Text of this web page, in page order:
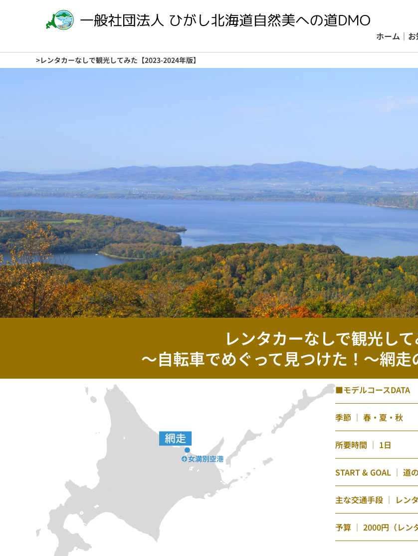
ホーム ｜
お知らせ｜ＤＭＯに
>レンタカーなしで観光してみた【2023-2024年版】
レンタカーなしで観光し
～自転車でめぐって見つけた！〜網走
■モデルコースDATA
季節 ｜ 春・夏・秋
所要時間 ｜ 1日
START & GOAL ｜ 道
主な交通手段 ｜ レン
予算 ｜ 2000円（レン